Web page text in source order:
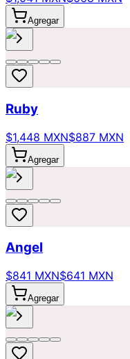
Agregar
Ruby
$1,448 MXN$887 MXN
Agregar
Angel
$841 MXN$641 MXN
Agregar